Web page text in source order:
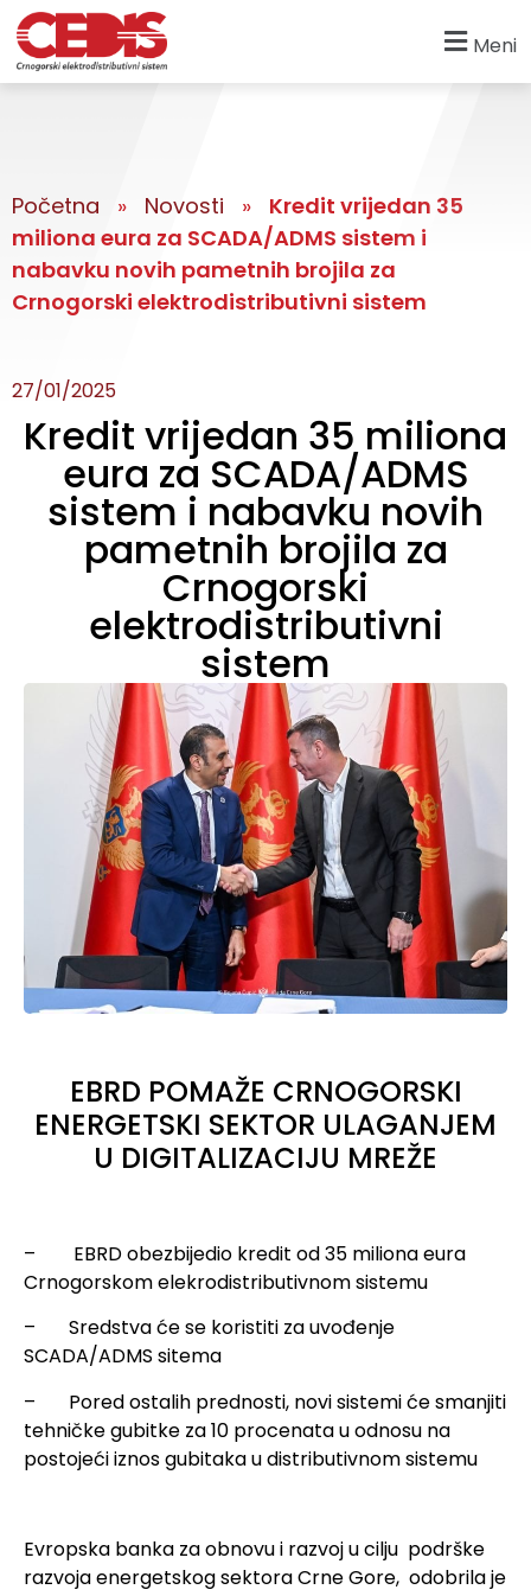
Meni
Početna » Novosti »
Kredit vrijedan 35
miliona eura za SCADA/ADMS sistem i
nabavku novih pametnih brojila za
Crnogorski elektrodistributivni sistem
27/01/2025
Kredit vrijedan 35 miliona
eura za SCADA/ADMS
sistem i nabavku novih
pametnih brojila za
Crnogorski
elektrodistributivni
sistem
EBRD POMAŽE CRNOGORSKI
ENERGETSKI SEKTOR ULAGANJEM
U DIGITALIZACIJU MREŽE
– EBRD obezbijedio kredit od 35 miliona eura
Crnogorskom elekrodistributivnom sistemu
– Sredstva će se koristiti za uvođenje
SCADA/ADMS sitema
– Pored ostalih prednosti, novi sistemi će smanjiti
tehničke gubitke za 10 procenata u odnosu na
postojeći iznos gubitaka u distributivnom sistemu
Evropska banka za obnovu i razvoj u cilju podrške
razvoja energetskog sektora Crne Gore, odobrila je